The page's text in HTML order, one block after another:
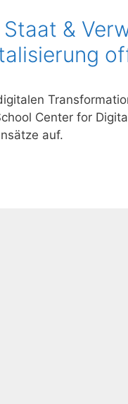
&
Center for
auf.